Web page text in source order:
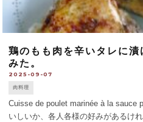
鶏のもも肉を辛いタレに
みた。
2025-09-07
肉料理
Cuisse de poulet marinée à la
いしいか、各人各様の好みがあるけ